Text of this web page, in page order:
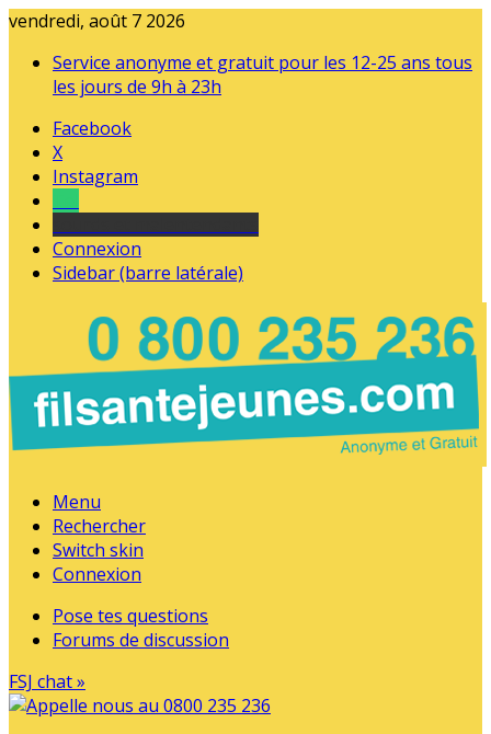
vendredi, août 7 2026
Service anonyme et gratuit pour les 12-25 ans tous
les jours de 9h à 23h
Facebook
X
Instagram
Connexion
Sidebar (barre latérale)
Menu
Rechercher
Switch skin
Connexion
Pose tes questions
Forums de discussion
FSJ chat »